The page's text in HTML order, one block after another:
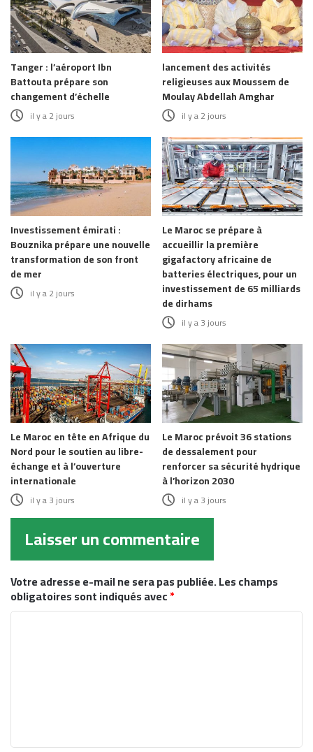
Tanger : l’aéroport Ibn
Battouta prépare son
changement d’échelle
il y a 2 jours
lancement des activités
religieuses aux Moussem de
Moulay Abdellah Amghar
il y a 2 jours
Investissement émirati :
Bouznika prépare une nouvelle
transformation de son front
de mer
il y a 2 jours
Le Maroc se prépare à
accueillir la première
gigafactory africaine de
batteries électriques, pour un
investissement de 65 milliards
de dirhams
il y a 3 jours
Le Maroc en tête en Afrique du
Nord pour le soutien au libre-
échange et à l’ouverture
internationale
il y a 3 jours
Le Maroc prévoit 36 stations
de dessalement pour
renforcer sa sécurité hydrique
à l’horizon 2030
il y a 3 jours
Laisser un commentaire
Votre adresse e-mail ne sera pas publiée.Les champs
obligatoires sont indiqués avec*
t